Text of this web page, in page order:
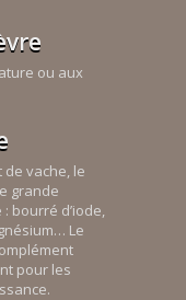
ou aux
de vache, le
grande
bourré d’iode,
Le
pour les